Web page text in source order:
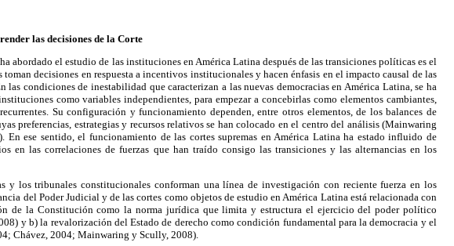
las decisiones de la Corte
abordado el estudio de las instituciones en América Latina después de las transiciones políticas es el
decisiones en respuesta a incentivos institucionales y hacen énfasis en el impacto causal de las
condiciones de inestabilidad que caracterizan a las nuevas democracias en América Latina, se ha
como variables independientes, para empezar a concebirlas como elementos cambiantes,
Su configuración y funcionamiento dependen, entre otros elementos, de los balances de
preferencias, estrategias y recursos relativos se han colocado en el centro del análisis (Mainwaring
En ese sentido, el funcionamiento de las cortes supremas en América Latina ha estado influido de
en las correlaciones de fuerzas que han traído consigo las transiciones y las alternancias en los
y los tribunales constitucionales conforman una línea de investigación con reciente fuerza en los
del Poder Judicial y de las cortes como objetos de estudio en América Latina está relacionada con
de la Constitución como la norma jurídica que limita y estructura el ejercicio del poder político
y b) la revalorización del Estado de derecho como condición fundamental para la democracia y el
Chávez, 2004; Mainwaring y Scully, 2008).